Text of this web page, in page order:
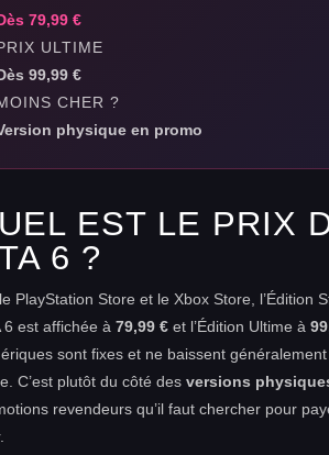
79,99 €
ULTIME
99,99 €
CHER ?
physique en promo
EST LE PRIX
6 ?
PlayStation Store et le Xbox Store, l’Édition
6 est affichée à79,99 € et l’Édition Ultime à
sont fixes et ne baissent
C’est plutôt du côté desversions
revendeurs qu’il faut chercher pour